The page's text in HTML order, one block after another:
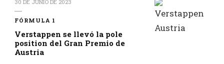
30 DE JUNIO DE 2023
FÓRMULA 1
Verstappen se llevó la pole
position del Gran Premio de
Austria